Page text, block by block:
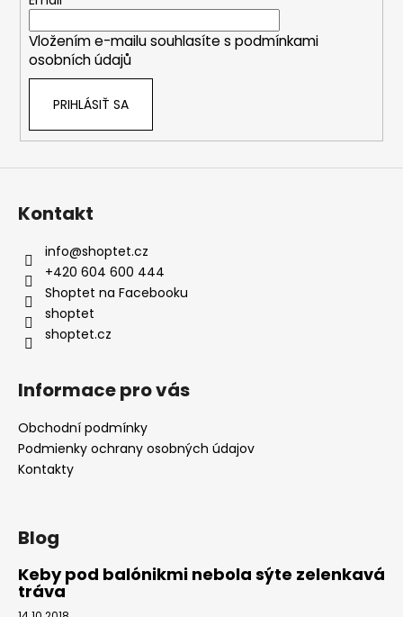
Vložením e-mailu souhlasíte s podmínkami
osobních údajů
PRIHLÁSIŤ SA
Kontakt
info@shoptet.cz
+420 604 600 444
Shoptet na Facebooku
shoptet
shoptet.cz
Informace pro vás
Obchodní podmínky
Podmienky ochrany osobných údajov
Kontakty
Blog
Keby pod balónikmi nebola sýte zelenkavá
tráva